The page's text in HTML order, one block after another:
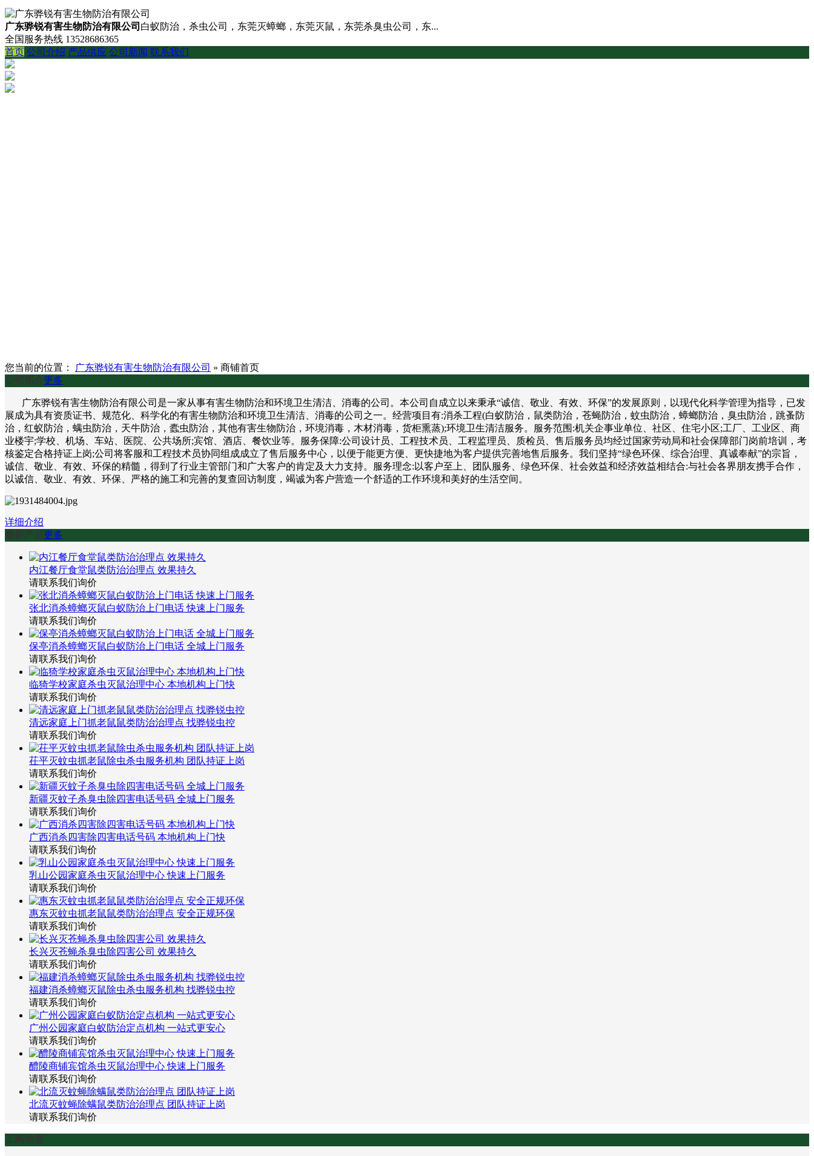
广东骅锐有害生物防治有限公司 白蚁防治，杀虫公司，东莞灭蟑螂，东莞灭鼠，东莞杀臭虫公司，东...
全国服务热线 13528686365
首页 公司介绍 产品供应 公司新闻 联系我们
您当前的位置： 广东骅锐有害生物防治有限公司 » 商铺首页
公司简介更多
广东骅锐有害生物防治有限公司是一家从事有害生物防治和环境卫生清洁、消毒的公司。本公司自成立以来秉承“诚信、敬业、有效、环保”的发展原则，以现代化科学管理为指导，已发
展成为具有资质证书、规范化、科学化的有害生物防治和环境卫生清洁、消毒的公司之一。经营项目有:消杀工程(白蚁防治，鼠类防治，苍蝇防治，蚊虫防治，蟑螂防治，臭虫防治，跳蚤防
治，红蚁防治，螨虫防治，天牛防治，蠹虫防治，其他有害生物防治，环境消毒，木材消毒，货柜熏蒸);环境卫生清洁服务。服务范围:机关企事业单位、社区、住宅小区;工厂、工业区、商
业楼宇;学校、机场、车站、医院、公共场所;宾馆、酒店、餐饮业等。服务保障:公司设计员、工程技术员、工程监理员、质检员、售后服务员均经过国家劳动局和社会保障部门岗前培训，考
核鉴定合格持证上岗;公司将客服和工程技术员协同组成成立了售后服务中心，以便于能更方便、更快捷地为客户提供完善地售后服务。我们坚持“绿色环保、综合治理、真诚奉献”的宗旨，
诚信、敬业、有效、环保的精髓，得到了行业主管部门和广大客户的肯定及大力支持。服务理念:以客户至上、团队服务、绿色环保、社会效益和经济效益相结合:与社会各界朋友携手合作，
以诚信、敬业、有效、环保、严格的施工和完善的复查回访制度，竭诚为客户营造一个舒适的工作环境和美好的生活空间。
详细介绍
最新产品更多
内江餐厅食堂鼠类防治治理点 效果持久
请联系我们询价
张北消杀蟑螂灭鼠白蚁防治上门电话 快速上门服务
请联系我们询价
保亭消杀蟑螂灭鼠白蚁防治上门电话 全城上门服务
请联系我们询价
临猗学校家庭杀虫灭鼠治理中心 本地机构上门快
请联系我们询价
清远家庭上门抓老鼠鼠类防治治理点 找骅锐虫控
请联系我们询价
茌平灭蚊虫抓老鼠除虫杀虫服务机构 团队持证上岗
请联系我们询价
新疆灭蚊子杀臭虫除四害电话号码 全城上门服务
请联系我们询价
广西消杀四害除四害电话号码 本地机构上门快
请联系我们询价
乳山公园家庭杀虫灭鼠治理中心 快速上门服务
请联系我们询价
惠东灭蚊虫抓老鼠鼠类防治治理点 安全正规环保
请联系我们询价
长兴灭苍蝇杀臭虫除四害公司 效果持久
请联系我们询价
福建消杀蟑螂灭鼠除虫杀虫服务机构 找骅锐虫控
请联系我们询价
广州公园家庭白蚁防治定点机构 一站式更安心
请联系我们询价
醴陵商铺宾馆杀虫灭鼠治理中心 快速上门服务
请联系我们询价
北流灭蚊蝇除螨鼠类防治治理点 团队持证上岗
请联系我们询价
工商信息